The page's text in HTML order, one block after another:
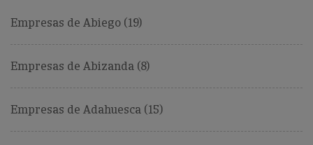
Empresas de Abiego (19)
Empresas de Abizanda (8)
Empresas de Adahuesca (15)